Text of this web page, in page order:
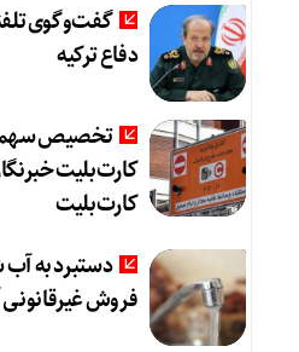
گفت‌وگوی
دفاع ترکیه
تخصیص
کارت‌بلیت
کارت‌بلیت
دستبرد به
فروش